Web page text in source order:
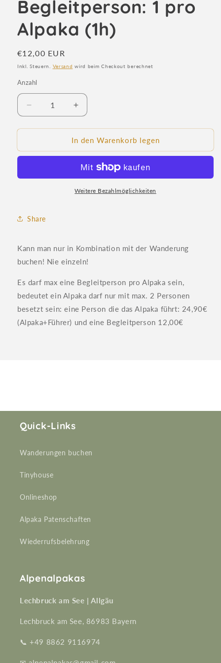
Begleitperson: 1 pro
Alpaka (1h)
Normaler
Preis
€12,00 EUR
Inkl. Steuern. Versand wird beim Checkout berechnet
Anzahl
Anzahl
Verringere
die
Menge
Begleitperson:
Alpaka
Erhöhe
die
Menge
für
Begleitperson:
pro
Alpaka
(1h)
In den Warenkorb legen
Weitere Bezahlmöglichkeiten
Share
Kann man nur in Kombination mit der Wanderung
buchen! Nie einzeln!
Es darf max eine Begleitperson pro Alpaka sein,
bedeutet ein Alpaka darf nur mit max. 2 Personen
besetzt sein: eine Person die das Alpaka führt: 24,90€
(Alpaka+Führer) und eine Begleitperson 12,00€
Quick-Links
Wanderungen buchen
Tinyhouse
Onlineshop
Alpaka Patenschaften
Wiederrufsbelehrung
Alpenalpakas
Lechbruck am See | Allgäu
Lechbruck am See, 86983 Bayern
📞 +49 8862 9116974